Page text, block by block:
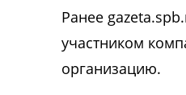
Ранее
участником
организацию.